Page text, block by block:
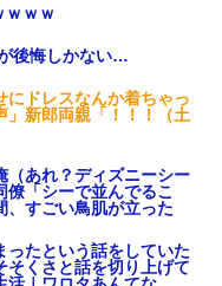
ｗｗ
後悔しかない…
にドレスなんか着ちゃっ
」新郎両親「！！！（土
（あれ？ディズニーシー
「シーで並んでるこ
すごい鳥肌が立った
ったという話をしていた
そくさと話を切り上げて